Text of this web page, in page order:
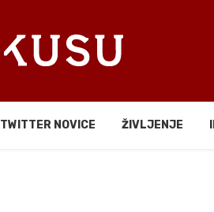
TWITTER NOVICE ŽIVLJENJE